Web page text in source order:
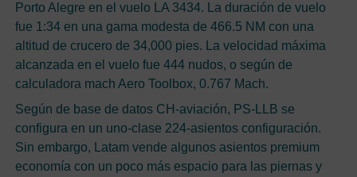
Porto Alegre en el vuelo LA 3434. La duración de vuelo
fue 1:34 en una gama modesta de 466.5 NM con una
altitud de crucero de 34,000 pies. La velocidad máxima
alcanzada en el vuelo fue 444 nudos, o según de
calculadora mach Aero Toolbox, 0.767 Mach.
Según de base de datos CH-aviación, PS-LLB se
configura en un uno-clase 224-asientos configuración.
Sin embargo, Latam vende algunos asientos premium
economía con un poco más espacio para las piernas y